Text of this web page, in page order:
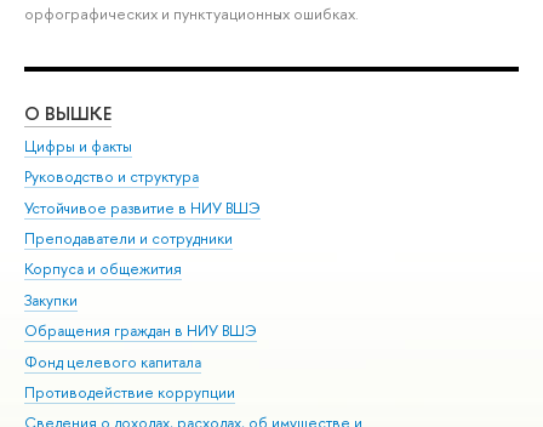
орфографических и пунктуационных ошибках.
О ВЫШКЕ
Цифры и факты
Руководство и структура
Устойчивое развитие в НИУ ВШЭ
Преподаватели и сотрудники
Корпуса и общежития
Закупки
Обращения граждан в НИУ ВШЭ
Фонд целевого капитала
Противодействие коррупции